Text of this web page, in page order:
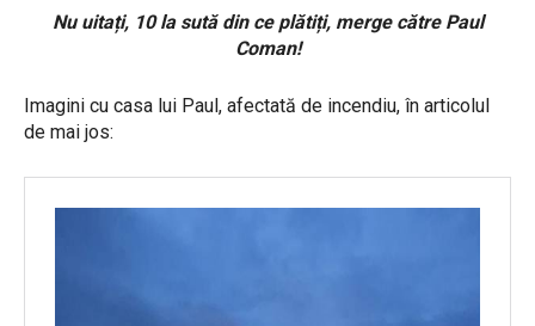
Nu uitați, 10 la sută din ce plătiți, merge către Paul
Coman!
Imagini cu casa lui Paul, afectată de incendiu, în articolul
de mai jos: